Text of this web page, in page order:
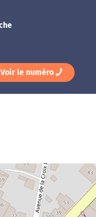
Voir le numéro